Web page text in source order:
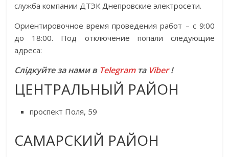
служба компании ДТЭК Днепровские электросети.
Ориентировочное время проведения работ – с 9:00
до 18:00. Под отключение попали следующие
адреса:
Слідкуйте за нами в Telegramта Viber!
ЦЕНТРАЛЬНЫЙ РАЙОН
проспект Поля, 59
САМАРСКИЙ РАЙОН